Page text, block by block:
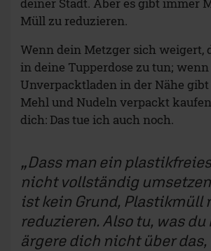
deiner Stadt. Aber es gibt immer
Müll zu reduzieren.
Wenn dein Metzger sich weigert,
in deine Tupperdose zu tun;
Unverpacktladen in der Nähe gibt
Mehl und Nudeln verpackt
dich: Das tue ich auch noch.
Dass man ein
nicht vollständig
ist kein Grund, Plastikmüll
reduzieren. Also tu, was
ärgere dich nicht über